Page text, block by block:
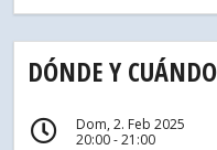
DÓNDE Y CUÁNDO
Dom, 2. Feb 2025
20:00 - 21:00